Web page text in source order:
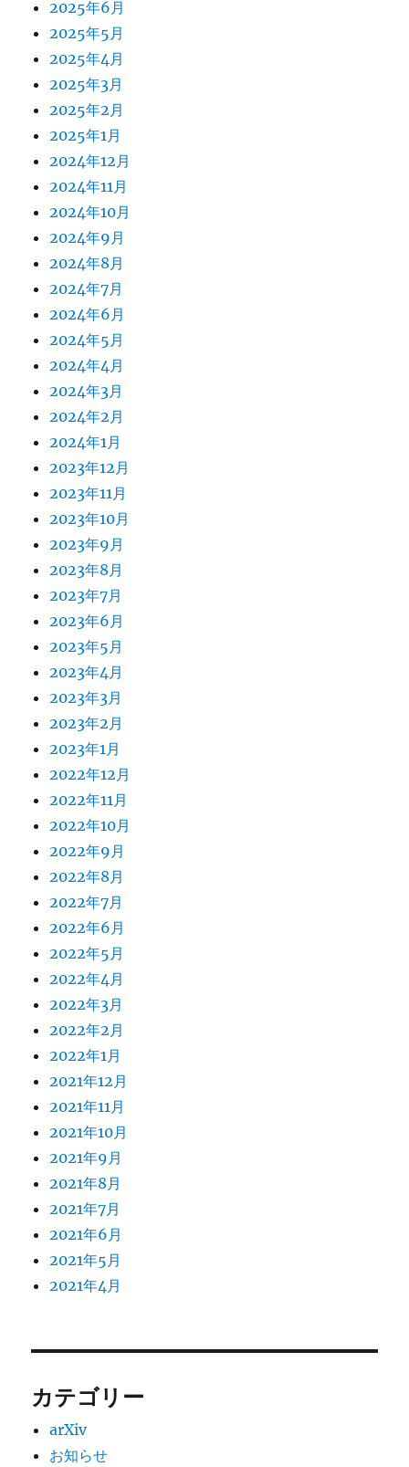
2025年6月
2025年5月
2025年4月
2025年3月
2025年2月
2025年1月
2024年12月
2024年11月
2024年10月
2024年9月
2024年8月
2024年7月
2024年6月
2024年5月
2024年4月
2024年3月
2024年2月
2024年1月
2023年12月
2023年11月
2023年10月
2023年9月
2023年8月
2023年7月
2023年6月
2023年5月
2023年4月
2023年3月
2023年2月
2023年1月
2022年12月
2022年11月
2022年10月
2022年9月
2022年8月
2022年7月
2022年6月
2022年5月
2022年4月
2022年3月
2022年2月
2022年1月
2021年12月
2021年11月
2021年10月
2021年9月
2021年8月
2021年7月
2021年6月
2021年5月
2021年4月
カテゴリー
arXiv
お知らせ